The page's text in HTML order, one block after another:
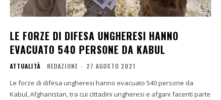
LE FORZE DI DIFESA UNGHERESI HANNO
EVACUATO 540 PERSONE DA KABUL
ATTUALITÀ REDAZIONE - 27 AGOSTO 2021
Le forze di difesa ungheresi hanno evacuato 540 persone da
Kabul, Afghanistan, tra cui cittadini ungheresi e afgani facenti parte